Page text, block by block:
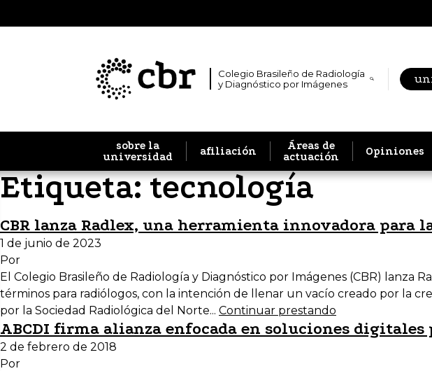
Colegio Brasileño de Radiología
y Diagnóstico por Imágenes
sobre la
universidad
afiliación
Áreas de
actuación
Opiniones
Etiqueta:tecnología
CBR lanza Radlex, una herramienta innovadora para
1 de junio de 2023
Por
El Colegio Brasileño de Radiología y Diagnóstico por Imágenes (CBR) lanza
términos para radiólogos, con la intención de llenar un vacío creado por la
por la Sociedad Radiológica del Norte... Continuar prestando
ABCDI firma alianza enfocada en soluciones
2 de febrero de 2018
Por